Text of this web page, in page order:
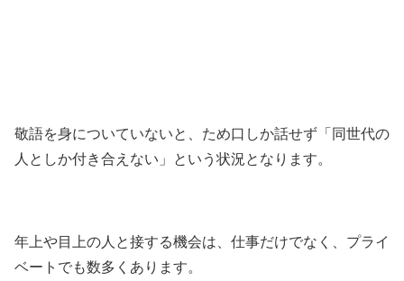
敬語を身についていないと、ため口しか話せず「同世代の
人としか付き合えない」という状況となります。
年上や目上の人と接する機会は、仕事だけでなく、プライ
ベートでも数多くあります。